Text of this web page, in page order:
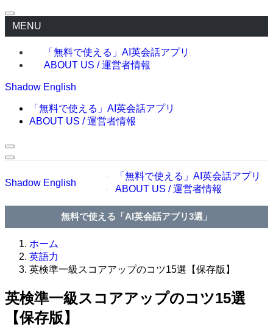
MENU
「無料で使える」AI英会話アプリ
ABOUT US / 運営者情報
Shadow English
「無料で使える」AI英会話アプリ
ABOUT US / 運営者情報
Shadow English
「無料で使える」AI英会話アプリ
ABOUT US / 運営者情報
無料で使える「AI英会話アプリ3選」
ホーム
英語力
英検準一級スコアアップのコツ15選【保存版】
英検準一級スコアアップのコツ15選
【保存版】